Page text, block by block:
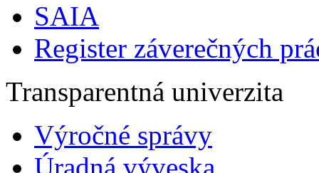
SAIA
Register záverečných
Transparentná univerzita
Výročné správy